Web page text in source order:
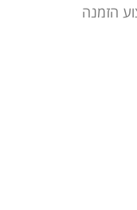
הזמנה